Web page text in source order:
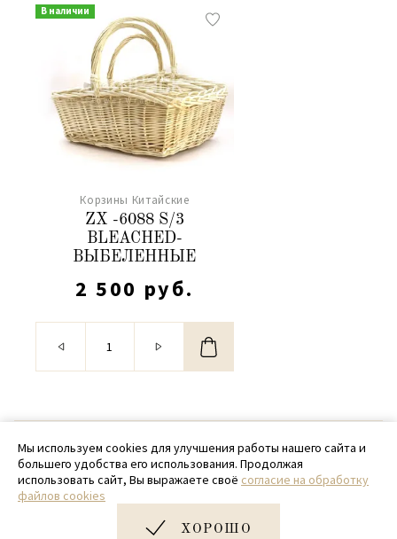
В наличии
Корзины Китайские
ZX -6088 S/3
BLEACHED-
ВЫБЕЛЕННЫЕ
2 500 руб.
© 2020 - 2026 SamPack
+ 7 (918) 699-97-87
zakaz@sampack.store
Мы используем cookies для улучшения работы нашего сайта и
большего удобства его использования. Продолжая
использовать сайт, Вы выражаете своё согласие на обработку
файлов cookies
ХОРОШО